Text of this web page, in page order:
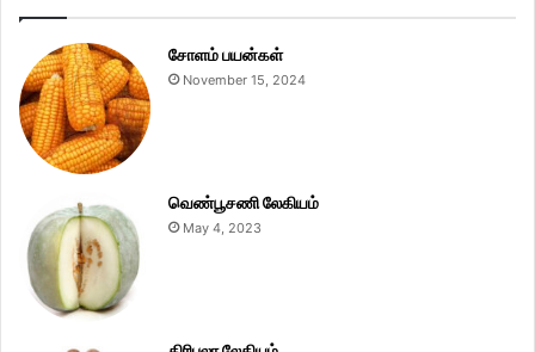
சோளம் பயன்கள்
November 15, 2024
வெண்பூசணி லேகியம்
May 4, 2023